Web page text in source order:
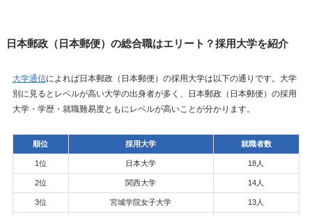
日本郵政（日本郵便）の総合職はエリート？採用大学を紹介
大学通信によれば日本郵政（日本郵便）の採用大学は以下の通りです。大学
別に見るとレベルが高い大学の出身者が多く、日本郵政（日本郵便）の採用
大学・学歴・就職難易度ともにレベルが高いことが分かります。
順位 採用大学 就職者数
1位 日本大学 18人
2位 関西大学 14人
3位 宮城学院女子大学 13人